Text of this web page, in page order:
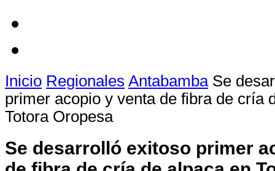
Inicio Regionales Antabamba Se
primer acopio y venta de fibra de cría
Totora Oropesa
Se desarrolló exitoso primer